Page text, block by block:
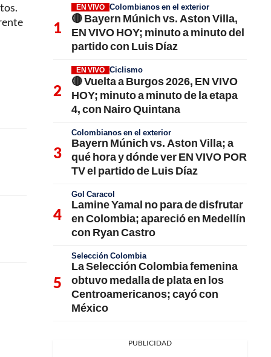
EN VIVO Colombianos en el exterior
🔴 Bayern Múnich vs. Aston Villa,
EN VIVO HOY; minuto a minuto del
partido con Luis Díaz
EN VIVO Ciclismo
🔴 Vuelta a Burgos 2026, EN VIVO
HOY; minuto a minuto de la etapa
4, con Nairo Quintana
Colombianos en el exterior
Bayern Múnich vs. Aston Villa; a
qué hora y dónde ver EN VIVO POR
TV el partido de Luis Díaz
Gol Caracol
Lamine Yamal no para de disfrutar
en Colombia; apareció en Medellín
con Ryan Castro
Selección Colombia
La Selección Colombia femenina
obtuvo medalla de plata en los
Centroamericanos; cayó con
México
PUBLICIDAD